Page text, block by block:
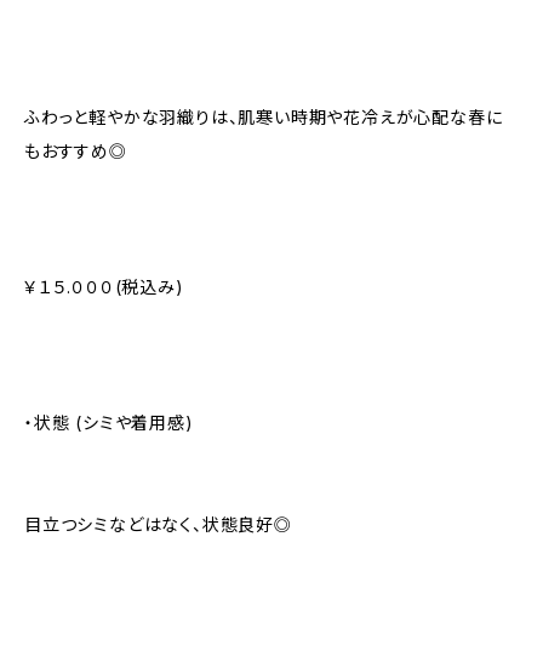
ふわっと軽やかな羽織りは、肌寒い時期や花冷えが心配な春に
もおすすめ◎
￥１５.０００(税込み)
・状態 (シミや着用感)
目立つシミなどはなく、状態良好◎